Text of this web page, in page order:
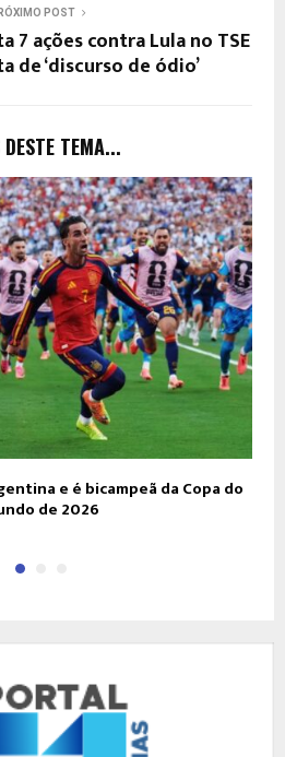
POST
7 ações contra Lula no TSE
de ‘discurso de ódio’
TEMA...
e é bicampeã da Copa do
de 2026